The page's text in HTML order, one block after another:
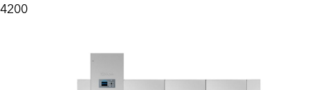
4200